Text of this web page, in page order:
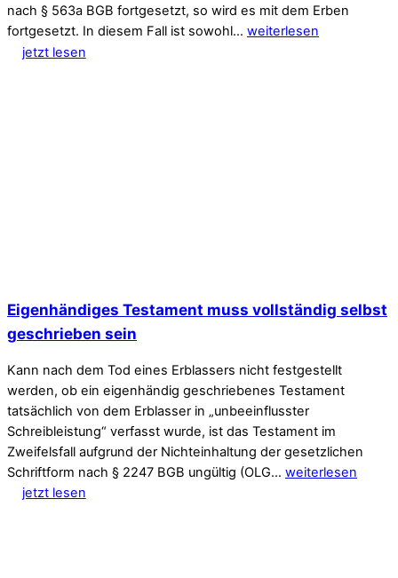
nach § 563a BGB fortgesetzt, so wird es mit dem Erben
fortgesetzt. In diesem Fall ist sowohl… weiterlesen
jetzt lesen
Eigenhändiges Testament muss vollständig selbst
geschrieben sein
Kann nach dem Tod eines Erblassers nicht festgestellt
werden, ob ein eigenhändig geschriebenes Testament
tatsächlich von dem Erblasser in „unbeeinflusster
Schreibleistung“ verfasst wurde, ist das Testament im
Zweifelsfall aufgrund der Nichteinhaltung der gesetzlichen
Schriftform nach § 2247 BGB ungültig (OLG… weiterlesen
jetzt lesen